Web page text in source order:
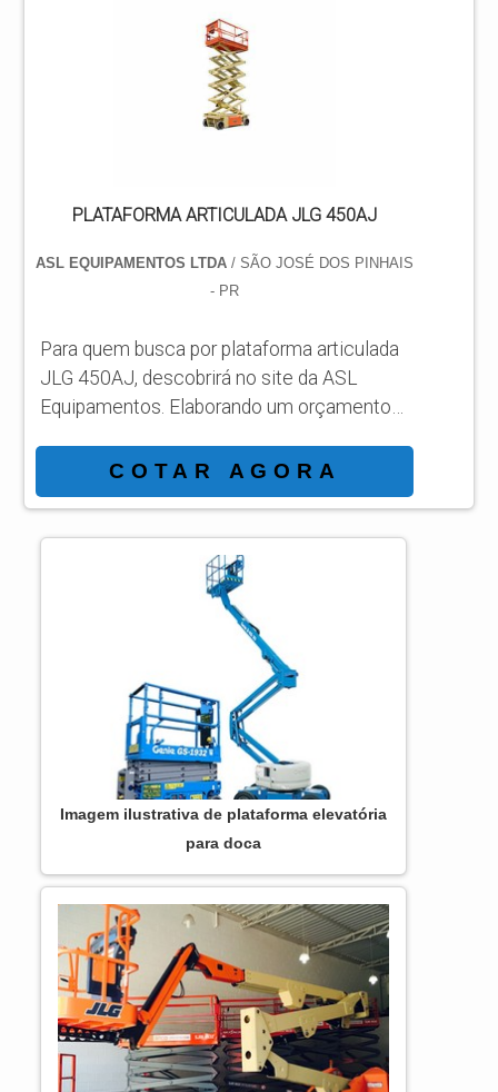
busca por plataforma JLG a venda em uma
empresa comprometida com os serviços,
acha o site da ASL Equipamentos. Uma
empresa com alto know-how em
PLATAFORMA ARTICULADA JLG 450AJ
ASL EQUIPAMENTOS LTDA/ SÃO JOSÉ DOS PINHAIS
- PR
Para quem busca por plataforma articulada
JLG 450AJ, descobrirá no site da ASL
Equipamentos. Elaborando um orçamento
conhecendo a líder da área de atuação.
Quando a temática é plataforma articulada
atingirá eficiência com comprometimento
com os resultados dos clientes.
DIFERENCIAIS IMPORTANTES DE
PLATAFORMA ARTICULADA JLG 450AJ
Há muitas maneiras eficientes de...
COTAR AGORA
Imagem ilustrativa de plataforma elevatória
para doca